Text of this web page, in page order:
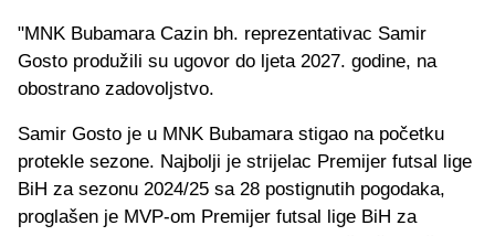
"MNK Bubamara Cazin bh. reprezentativac Samir
Gosto produžili su ugovor do ljeta 2027. godine, na
obostrano zadovoljstvo.
Samir Gosto je u MNK Bubamara stigao na početku
protekle sezone. Najbolji je strijelac Premijer futsal lige
BiH za sezonu 2024/25 sa 28 postignutih pogodaka,
proglašen je MVP-om Premijer futsal lige BiH za